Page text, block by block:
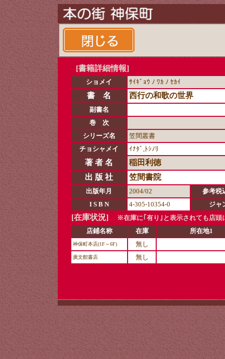
[書籍詳細情報]
ショメイ ｻｲｷﾞｮｳ ﾉ ﾜｶ ﾉ ｾｶｲ
書 名 西行の和歌の世界
副書名
巻 次
シリーズ名
笠間叢書
チョシャメイ
ｲﾅﾀﾞ,ﾄｼﾉﾘ
著 者 名
稲田利徳
出 版 社
笠間書院
出版年月 2004/02
参考税
I S B N
4-305-10354-0 ジャ
[在庫状況]
※在庫に｢有り｣と表示されても店頭
店鋪名称
在庫 所在地1
神保町本店(1F～6F) 無し
廣文館書店 無し